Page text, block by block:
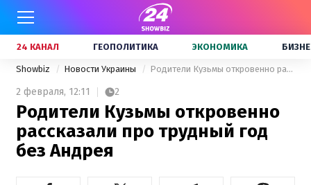
24 КАНАЛ ГЕОПОЛИТИКА ЭКОНОМИКА
Showbiz Новости Украины Родители Кузьмы откровенно рассказали про трудный год без Андрея
2 февраля, 12:11 2
Родители Кузьмы откровенно
рассказали про трудный год
без Андрея